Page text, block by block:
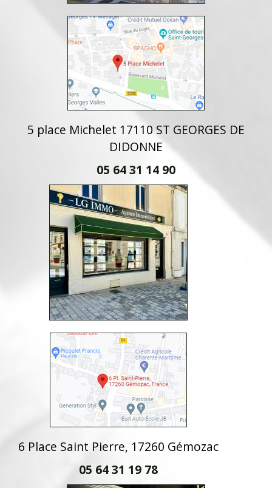
5 place Michelet 17110 ST GEORGES DE
DIDONNE
05 64 31 14 90
6 Place Saint Pierre, 17260 Gémozac
05 64 31 19 78